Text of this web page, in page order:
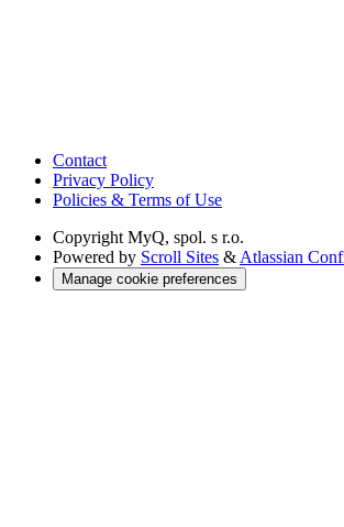
Contact
Privacy Policy
Policies & Terms of Use
Copyright MyQ, spol. s r.o.
Powered by Scroll Sites &Atlassian
Manage cookie preferences